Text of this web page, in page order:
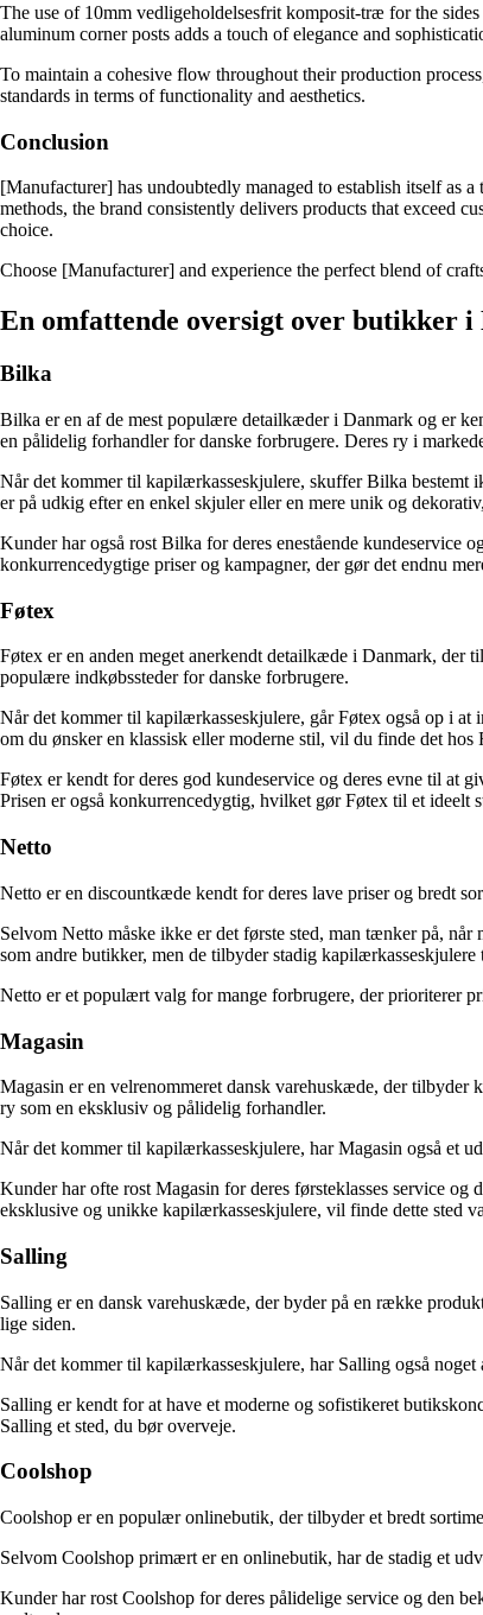
The use of 10mm vedligeholdelsesfrit komposit-træ for the
aluminum corner posts adds a touch of elegance and
To maintain a cohesive flow throughout their production
standards in terms of functionality and aesthetics.
Conclusion
[Manufacturer] has undoubtedly managed to establish itself as
methods, the brand consistently delivers products that exceed
choice.
Choose [Manufacturer] and experience the perfect blend of
En omfattende oversigt over butikker
Bilka
Bilka er en af ​​de mest populære detailkæder i Danmark og er
en pålidelig forhandler for danske forbrugere. Deres ry i
Når det kommer til kapilærkasseskjulere, skuffer Bilka bestemt
er på udkig efter en enkel skjuler eller en mere unik og
Kunder har også rost Bilka for deres enestående
konkurrencedygtige priser og kampagner, der gør det endnu
Føtex
Føtex er en anden meget anerkendt detailkæde i Danmark, der
populære indkøbssteder for danske forbrugere.
Når det kommer til kapilærkasseskjulere, går Føtex også op i
om du ønsker en klassisk eller moderne stil, vil du finde det hos
Føtex er kendt for deres god kundeservice og deres evne til at
Prisen er også konkurrencedygtig, hvilket gør Føtex til et ideelt
Netto
Netto er en discountkæde kendt for deres lave priser og bredt
Selvom Netto måske ikke er det første sted, man tænker på,
som andre butikker, men de tilbyder stadig
Netto er et populært valg for mange forbrugere, der prioriterer
Magasin
Magasin er en velrenommeret dansk varehuskæde, der
ry som en eksklusiv og pålidelig forhandler.
Når det kommer til kapilærkasseskjulere, har Magasin også et
Kunder har ofte rost Magasin for deres førsteklasses service
eksklusive og unikke kapilærkasseskjulere, vil finde dette sted
Salling
Salling er en dansk varehuskæde, der byder på en række
lige siden.
Når det kommer til kapilærkasseskjulere, har Salling også
Salling er kendt for at have et moderne og sofistikeret
Salling et sted, du bør overveje.
Coolshop
Coolshop er en populær onlinebutik, der tilbyder et bredt
Selvom Coolshop primært er en onlinebutik, har de stadig et
Kunder har rost Coolshop for deres pålidelige service og den